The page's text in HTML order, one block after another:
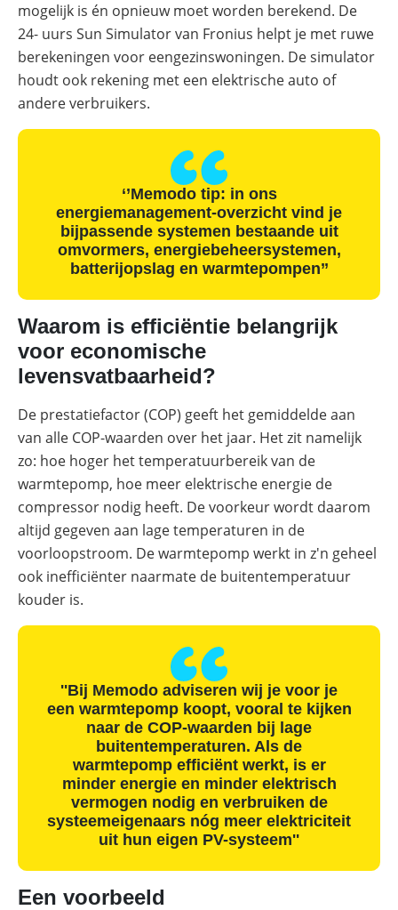
mogelijk is én opnieuw moet worden berekend. De
24- uurs Sun Simulator van Fronius helpt je met ruwe
berekeningen voor eengezinswoningen. De simulator
houdt ook rekening met een elektrische auto of
andere verbruikers.
‘’Memodo tip: in ons
energiemanagement-overzicht vind je
bijpassende systemen bestaande uit
omvormers, energiebeheersystemen,
batterijopslag en warmtepompen’’
Waarom is efficiëntie belangrijk
voor economische
levensvatbaarheid?
De prestatiefactor (COP) geeft het gemiddelde aan
van alle COP-waarden over het jaar. Het zit namelijk
zo: hoe hoger het temperatuurbereik van de
warmtepomp, hoe meer elektrische energie de
compressor nodig heeft. De voorkeur wordt daarom
altijd gegeven aan lage temperaturen in de
voorloopstroom. De warmtepomp werkt in z'n geheel
ook inefficiënter naarmate de buitentemperatuur
kouder is.
''Bij Memodo adviseren wij je voor je
een warmtepomp koopt, vooral te kijken
naar de COP-waarden bij lage
buitentemperaturen. Als de
warmtepomp efficiënt werkt, is er
minder energie en minder elektrisch
vermogen nodig en verbruiken de
systeemeigenaars nóg meer elektriciteit
uit hun eigen PV-systeem''
Een voorbeeld